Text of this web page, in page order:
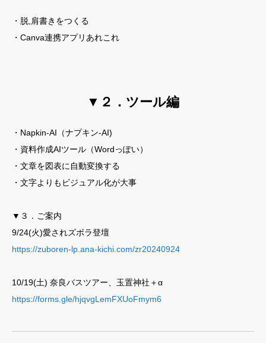
・脱,肩書きをつくる
・Canva連携アプリあれこれ
▼２．ツール編
・Napkin-AI（ナプキン-AI)
・資料作成AIツール（Wordっぽい）
・文章を図表に自動変換する
・文字よりもビジュアル化が大事
▼３．ご案内
9/24(火)愛されズボラ登壇
https://zuboren-lp.ana-kichi.com/zr20240924
10/19(土) 奈良バスツアー、玉置神社＋α
https://forms.gle/hjqvgLemFXUoFmym6
メール会員登録
特定商品取引法についての表記